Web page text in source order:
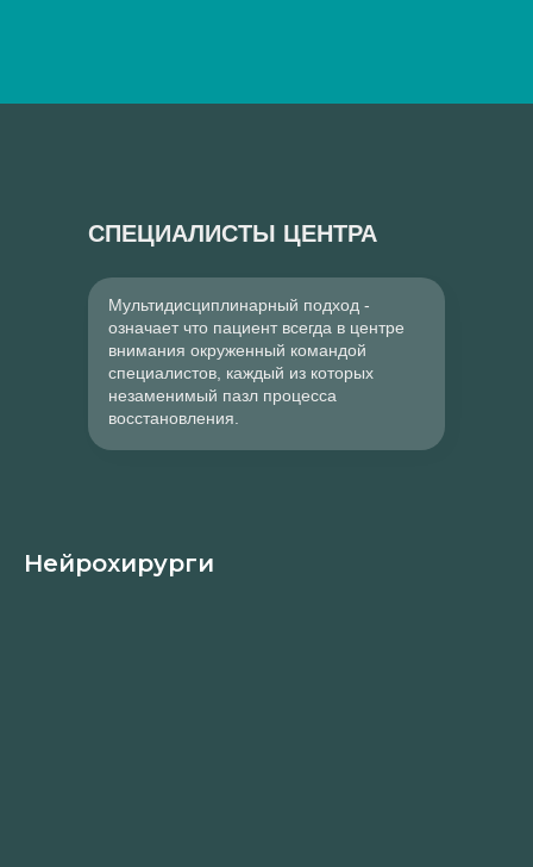
СПЕЦИАЛИСТЫ ЦЕНТРА
Мультидисциплинарный подход -
означает что пациент всегда в центре
внимания окруженный командой
специалистов, каждый из которых
незаменимый пазл процесса
восстановления.
Нейрохирурги